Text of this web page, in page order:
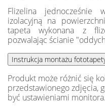
Flizelina jednocześnie
izolacyjną na
tapeta wykonana z
pozwalając ścianie
Produkt może różnić się
przedstawionego zdjęcia,
być ustawieniami monitora.